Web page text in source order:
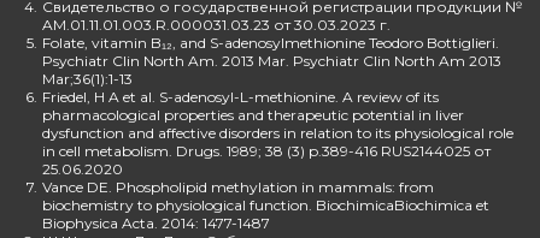
4. Свидетельство о государственной регистрации продукции №
AM.01.11.01.003.R.000031.03.23 от 30.03.2023 г.
5. Folate, vitamin B₁₂, and S-adenosylmethionine Teodoro Bottiglieri.
Psychiatr Clin North Am. 2013 Mar. Psychiatr Clin North Am 2013
Mar;36(1):1-13
6. Friedel, H A et al. S-adenosyl-L-methionine. A review of its
pharmacological properties and therapeutic potential in liver
dysfunction and affective disorders in relation to its physiological role
in cell metabolism. Drugs. 1989; 38 (3) p.389-416 RUS2144025 от
25.06.2020
7. Vance DE. Phospholipid methylation in mammals: from
biochemistry to physiological function. BiochimicaBiochimica et
Biophysica Acta. 2014: 1477-1487